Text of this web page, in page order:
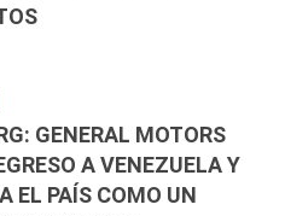
GENERAL MOTORS
A VENEZUELA Y
EL PAÍS COMO UN